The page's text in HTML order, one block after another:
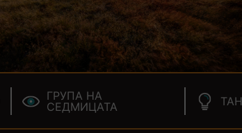
ГРУПА НА
СЕДМИЦАТА